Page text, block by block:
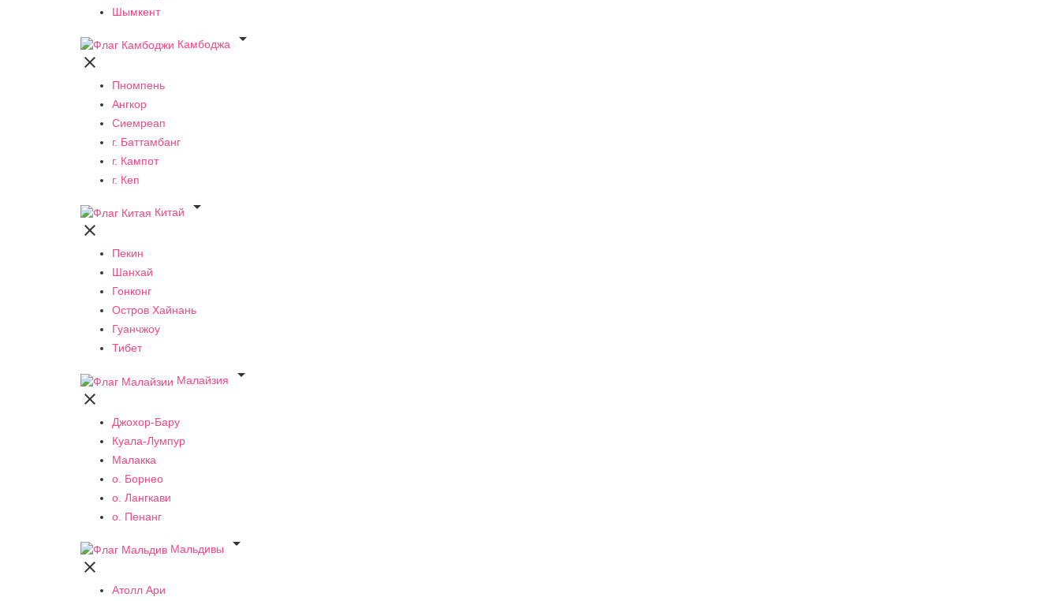
Шымкент
Камбоджа


Пномпень
Ангкор
Сиемреап
г. Баттамбанг
г. Кампот
г. Кеп
Китай


Пекин
Шанхай
Гонконг
Остров Хайнань
Гуанчжоу
Тибет
Малайзия


Джохор-Бару
Куала-Лумпур
Малакка
о. Борнео
о. Лангкави
о. Пенанг
Мальдивы


Атолл Ари